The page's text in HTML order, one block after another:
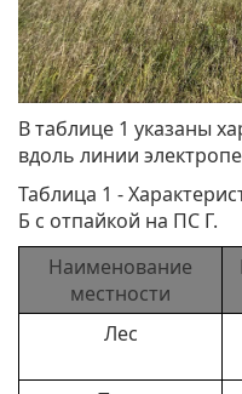
В таблице 1 указаны
вдоль линии
Таблица 1 -
Б с отпайкой на ПС Г.
Наименование
местности
Лес